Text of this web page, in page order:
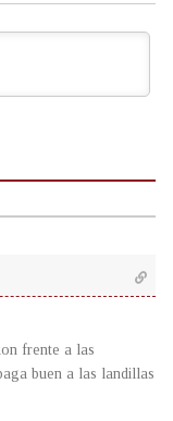
frente a las
buen a las landillas